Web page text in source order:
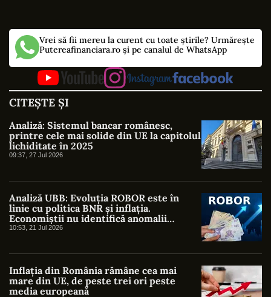
Vrei să fii mereu la curent cu toate știrile? Urmărește
Putereafinanciara.ro și pe canalul de WhatsApp
CITEȘTE ȘI
Analiză: Sistemul bancar românesc,
printre cele mai solide din UE la capitolul
lichiditate în 2025
09:37, 27 Jul 2026
Analiză UBB: Evoluția ROBOR este în
linie cu politica BNR și inflația.
Economiștii nu identifică anomalii
semnificative
10:53, 21 Jul 2026
Inflația din România rămâne cea mai
mare din UE, de peste trei ori peste
media europeană